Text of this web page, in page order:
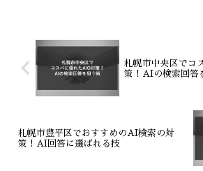
札幌市中央区でコ
策！AIの検索回答
札幌市豊平区でおすすめのAI検索の対
策！AI回答に選ばれる技